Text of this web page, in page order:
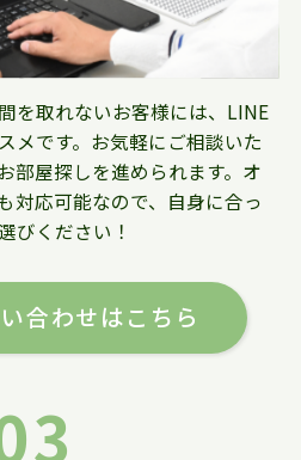
を取れないお客様には、LINE
メです。お気軽にご相談いた
部屋探しを進められます。オ
対応可能なので、自身に合っ
びください！
合わせはこちら